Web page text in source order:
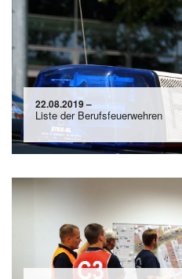
22.08.2019 –
Liste der Berufsfeuerwehren